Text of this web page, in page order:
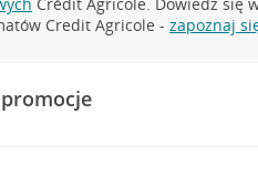
Credit Agricole -zapoznaj